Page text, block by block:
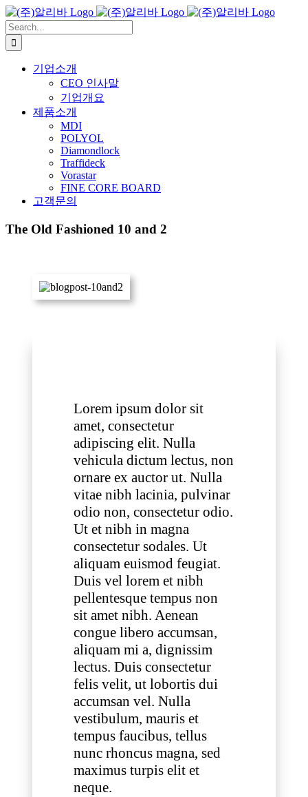
Skip
to
content
Search
for:
기업소개
CEO 인사말
기업개요
제품소개
MDI
POLYOL
Diamondlock
Traffideck
Vorastar
FINE CORE BOARD
고객문의
The Old Fashioned 10 and 2
Lorem ipsum dolor sit
amet, consectetur
adipiscing elit. Nulla
vehicula dictum lectus, non
ornare ex auctor ut. Nulla
vitae nibh lacinia, pulvinar
odio non, consectetur odio.
Ut et nibh in magna
consectetur sodales. Ut
aliquam euismod feugiat.
Duis vel lorem et nibh
pellentesque tempus non
sit amet nibh. Aenean
congue libero accumsan,
aliquam mi a, dignissim
lectus. Duis consectetur
felis velit, ut lobortis dui
accumsan vel. Nulla
vestibulum, mauris et
tempus faucibus, tellus
nunc rhoncus magna, sed
maximus turpis elit et
neque.